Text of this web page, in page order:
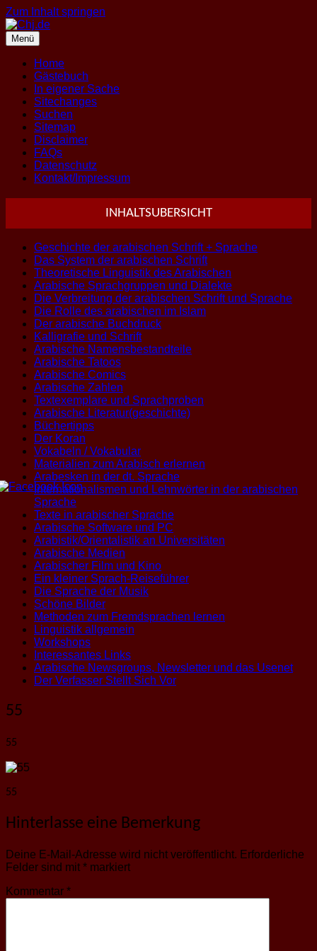
Zum Inhalt springen
Menü
Home
Gästebuch
In eigener Sache
Sitechanges
Suchen
Sitemap
Disclaimer
FAQs
Datenschutz
Kontakt/Impressum
INHALTSUBERSICHT
Geschichte der arabischen Schrift + Sprache
Das System der arabischen Schrift
Theoretische Linguistik des Arabischen
Arabische Sprachgruppen und Dialekte
Die Verbreitung der arabischen Schrift und Sprache
Die Rolle des arabischen im Islam
Der arabische Buchdruck
Kalligrafie und Schrift
Arabische Namensbestandteile
Arabische Tatoos
Arabische Comics
Arabische Zahlen
Textexemplare und Sprachproben
Arabische Literatur(geschichte)
Büchertipps
Der Koran
Vokabeln / Vokabular
Materialien zum Arabisch erlernen
Arabesken in der dt. Sprache
Internationalismen und Lehnwörter in der arabischen
Sprache
Texte in arabischer Sprache
Arabische Software und PC
Arabistik/Orientalistik an Universitäten
Arabische Medien
Arabischer Film und Kino
Ein kleiner Sprach-Reiseführer
Die Sprache der Musik
Schöne Bilder
Methoden zum Fremdsprachen lernen
Linguistik allgemein
Workshops
Interessantes Links
Arabische Newsgroups, Newsletter und das Usenet
Der Verfasser Stellt Sich Vor
55
55
55
Hinterlasse eine Bemerkung
Deine E-Mail-Adresse wird nicht veröffentlicht. Erforderliche
Felder sind mit * markiert
Kommentar *